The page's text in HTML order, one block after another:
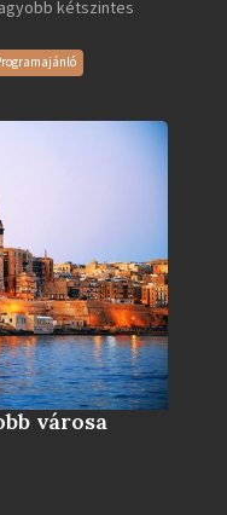
kétszintes
városa